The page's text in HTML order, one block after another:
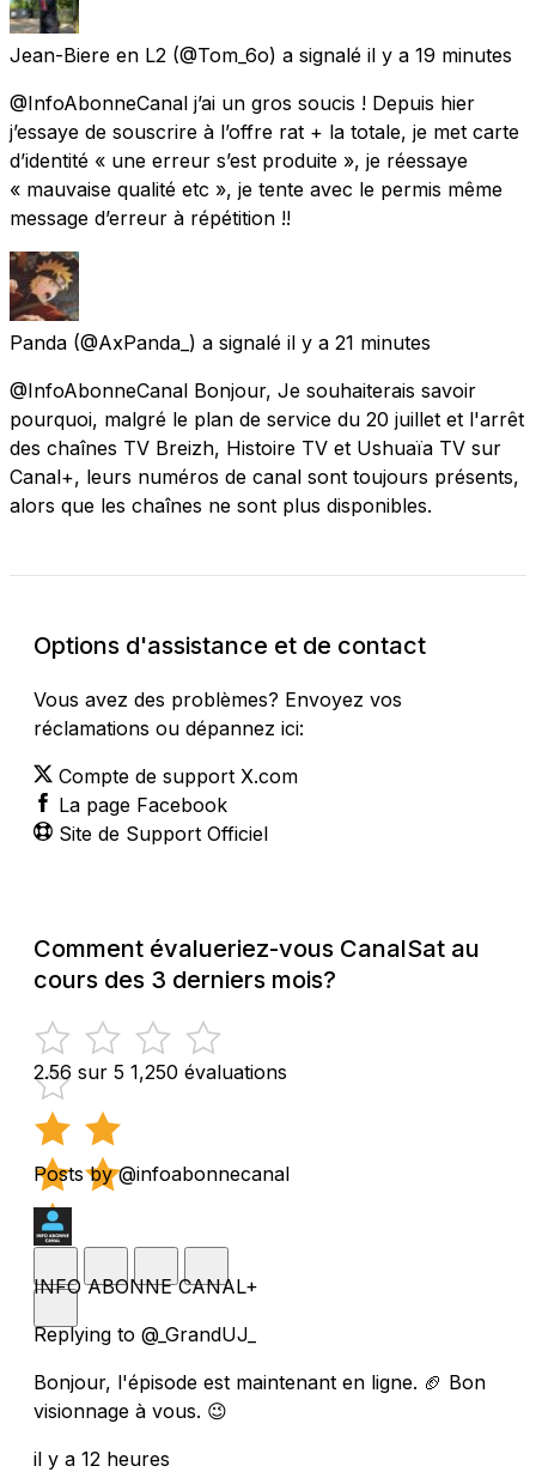
Jean-Biere en L2 (@Tom_6o) a signalé il y a 19 minutes
@InfoAbonneCanal j’ai un gros soucis ! Depuis hier
j’essaye de souscrire à l’offre rat + la totale, je met carte
d’identité « une erreur s’est produite », je réessaye
« mauvaise qualité etc », je tente avec le permis même
message d’erreur à répétition !!
Panda (@AxPanda_) a signalé il y a 21 minutes
@InfoAbonneCanal Bonjour, Je souhaiterais savoir
pourquoi, malgré le plan de service du 20 juillet et l'arrêt
des chaînes TV Breizh, Histoire TV et Ushuaïa TV sur
Canal+, leurs numéros de canal sont toujours présents,
alors que les chaînes ne sont plus disponibles.
Options d'assistance et de contact
Vous avez des problèmes? Envoyez vos
réclamations ou dépannez ici:
Compte de support X.com
La page Facebook
Site de Support Officiel
Comment évalueriez-vous CanalSat au
cours des 3 derniers mois?
2.56 sur 5 1,250 évaluations
Posts by @infoabonnecanal
INFO ABONNE CANAL+
Replying to @_GrandUJ_
Bonjour, l'épisode est maintenant en ligne. 🏈 Bon
visionnage à vous. 😉
il y a 12 heures